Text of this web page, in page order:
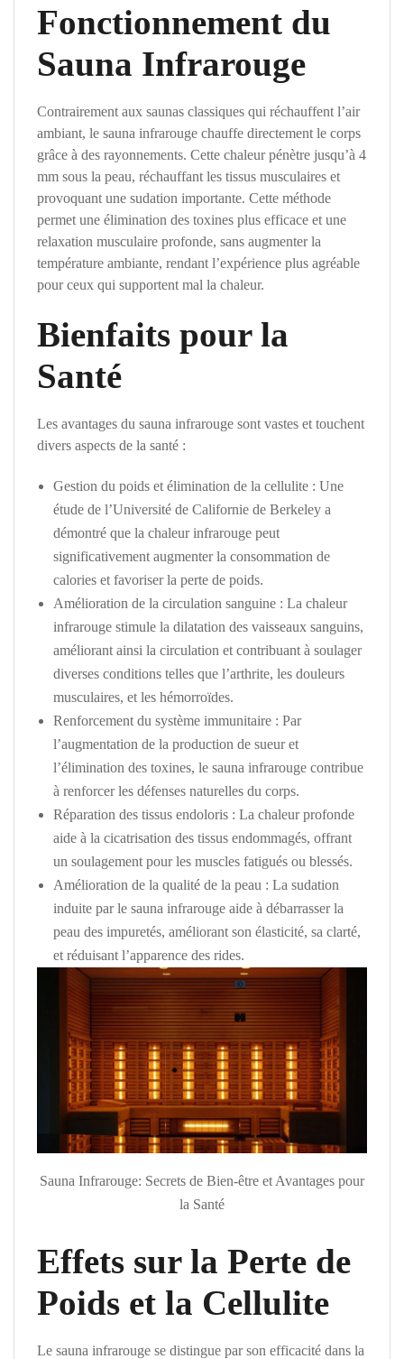
Fonctionnement du
Sauna Infrarouge
Contrairement aux saunas classiques qui réchauffent l’air
ambiant, le sauna infrarouge chauffe directement le corps
grâce à des rayonnements. Cette chaleur pénètre jusqu’à 4
mm sous la peau, réchauffant les tissus musculaires et
provoquant une sudation importante. Cette méthode
permet une élimination des toxines plus efficace et une
relaxation musculaire profonde, sans augmenter la
température ambiante, rendant l’expérience plus agréable
pour ceux qui supportent mal la chaleur.
Bienfaits pour la
Santé
Les avantages du sauna infrarouge sont vastes et touchent
divers aspects de la santé :
Gestion du poids et élimination de la cellulite : Une
étude de l’Université de Californie de Berkeley a
démontré que la chaleur infrarouge peut
significativement augmenter la consommation de
calories et favoriser la perte de poids.
Amélioration de la circulation sanguine : La chaleur
infrarouge stimule la dilatation des vaisseaux sanguins,
améliorant ainsi la circulation et contribuant à soulager
diverses conditions telles que l’arthrite, les douleurs
musculaires, et les hémorroïdes.
Renforcement du système immunitaire : Par
l’augmentation de la production de sueur et
l’élimination des toxines, le sauna infrarouge contribue
à renforcer les défenses naturelles du corps.
Réparation des tissus endoloris : La chaleur profonde
aide à la cicatrisation des tissus endommagés, offrant
un soulagement pour les muscles fatigués ou blessés.
Amélioration de la qualité de la peau : La sudation
induite par le sauna infrarouge aide à débarrasser la
peau des impuretés, améliorant son élasticité, sa clarté,
et réduisant l’apparence des rides.
Sauna Infrarouge: Secrets de Bien-être et Avantages pour
la Santé
Effets sur la Perte de
Poids et la Cellulite
Le sauna infrarouge se distingue par son efficacité dans la